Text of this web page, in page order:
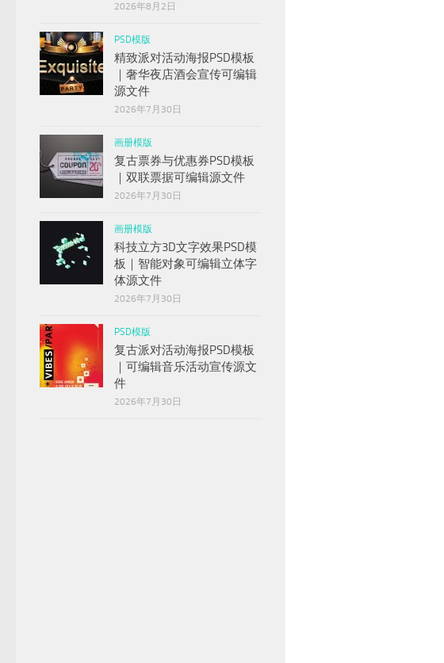
2026年8月2日
PSD模版
精致派对活动海报PSD模板
｜奢华夜店酒会宣传可编辑
源文件
2026年7月30日
画册模版
复古票券与优惠券PSD模板
｜双联票据可编辑源文件
2026年7月30日
画册模版
科技立方3D文字效果PSD模
板｜智能对象可编辑立体字
体源文件
2026年7月30日
PSD模版
复古派对活动海报PSD模板
｜可编辑音乐活动宣传源文
件
2026年7月30日